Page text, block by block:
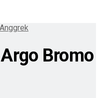
Bromo